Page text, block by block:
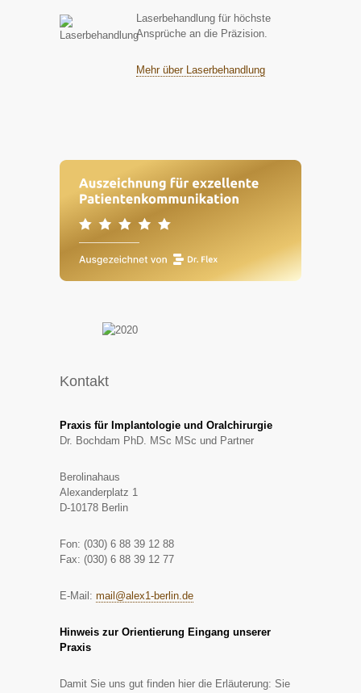
Laserbehandlung für höchste
Ansprüche an die Präzision.
Mehr über Laserbehandlung
Kontakt
Praxis für Implantologie und Oralchirurgie
Dr. Bochdam PhD. MSc MSc und Partner
Berolinahaus
Alexanderplatz 1
D-10178 Berlin
Fon: (030) 6 88 39 12 88
Fax: (030) 6 88 39 12 77
E-Mail: mail@alex1-berlin.de
Hinweis zur Orientierung Eingang unserer
Praxis
Damit Sie uns gut finden hier die Erläuterung: Sie